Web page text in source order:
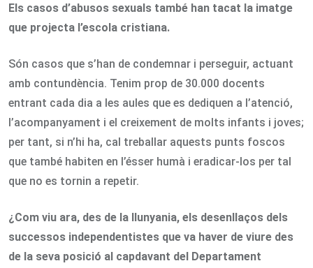
Els casos d’abusos sexuals també han tacat la imatge
que projecta l’escola cristiana.
Són casos que s’han de condemnar i perseguir, actuant
amb contundència. Tenim prop de 30.000 docents
entrant cada dia a les aules que es dediquen a l’atenció,
l’acompanyament i el creixement de molts infants i joves;
per tant, si n’hi ha, cal treballar aquests punts foscos
que també habiten en l’ésser humà i eradicar-los per tal
que no es tornin a repetir.
¿Com viu ara, des de la llunyania, els desenllaços dels
successos independentistes que va haver de viure des
de la seva posició al capdavant del Departament